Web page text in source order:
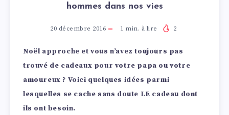
hommes dans nos vies
20 décembre 2016 1 min. à lire 2
Noël approche et vous n’avez toujours pas
trouvé de cadeaux pour votre papa ou votre
amoureux ? Voici quelques idées parmi
lesquelles se cache sans doute LE cadeau dont
ils ont besoin.